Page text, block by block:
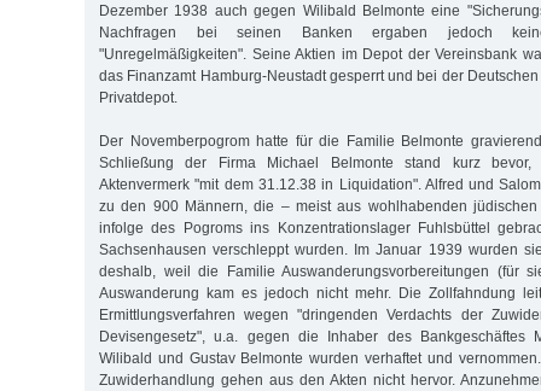
Dezember 1938 auch gegen Wilibald Belmonte eine
Nachfragen bei seinen Banken ergaben jedoch
"Unregelmäßigkeiten". Seine Aktien im Depot der Vereinsbank
das Finanzamt Hamburg-Neustadt gesperrt und bei der
Privatdepot.
Der Novemberpogrom hatte für die Familie Belmonte
Schließung der Firma Michael Belmonte stand kurz
Aktenvermerk "mit dem 31.12.38 in Liquidation". Alfred und
zu den 900 Männern, die – meist aus wohlhabenden
infolge des Pogroms ins Konzentrationslager Fuhlsbüttel
Sachsenhausen verschleppt wurden. Im Januar 1939 wurden
deshalb, weil die Familie Auswanderungsvorbereitungen (für
Auswanderung kam es jedoch nicht mehr. Die Zollfahndung
Ermittlungsverfahren wegen "dringenden Verdachts der
Devisengesetz", u.a. gegen die Inhaber des Bankgeschäftes
Wilibald und Gustav Belmonte wurden verhaftet und
Zuwiderhandlung gehen aus den Akten nicht hervor.